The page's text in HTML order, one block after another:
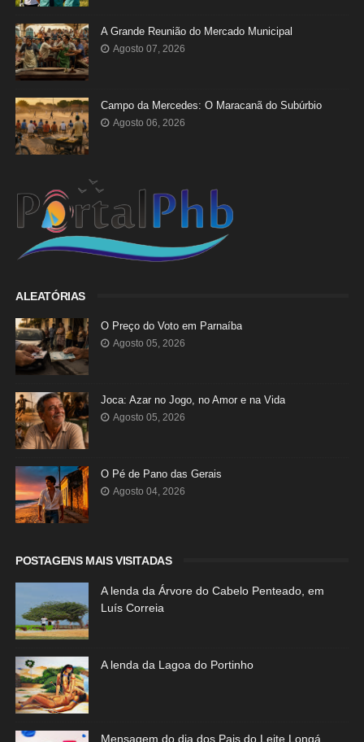
A Grande Reunião do Mercado Municipal
Agosto 07, 2026
Campo da Mercedes: O Maracanã do Subúrbio
Agosto 06, 2026
ALEATÓRIAS
O Preço do Voto em Parnaíba
Agosto 05, 2026
Joca: Azar no Jogo, no Amor e na Vida
Agosto 05, 2026
O Pé de Pano das Gerais
Agosto 04, 2026
POSTAGENS MAIS VISITADAS
A lenda da Árvore do Cabelo Penteado, em
Luís Correia
A lenda da Lagoa do Portinho
Mensagem do dia dos Pais do Leite Longá